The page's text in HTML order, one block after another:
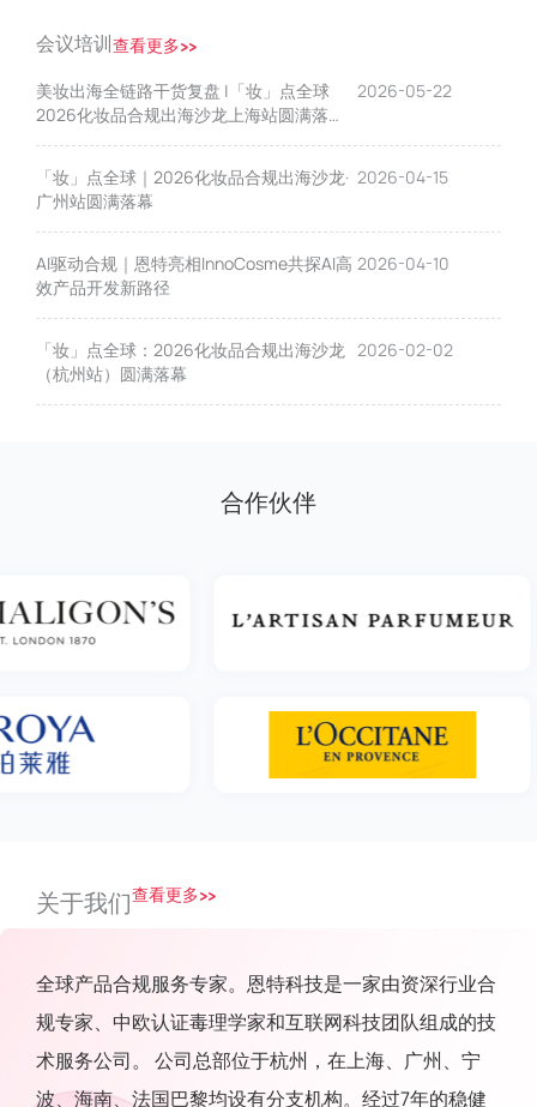
会议培训查看更多>>
美妆出海全链路干货复盘 |「妆」点全球
2026化妆品合规出海沙龙上海站圆满落
2026-05-22
「妆」点全球｜2026化妆品合规出海沙龙·
广州站圆满落幕
2026-04-15
AI驱动合规｜恩特亮相InnoCosme共探AI高
效产品开发新路径
2026-04-10
「妆」点全球：2026化妆品合规出海沙龙
（杭州站）圆满落幕
2026-02-02
合作伙伴
关于我们查看更多>>
全球产品合规服务专家。恩特科技是一家由资深行业合
规专家、中欧认证毒理学家和互联网科技团队组成的技
术服务公司。 公司总部位于杭州，在上海、广州、宁
波、海南、法国巴黎均设有分支机构。经过7年的稳健